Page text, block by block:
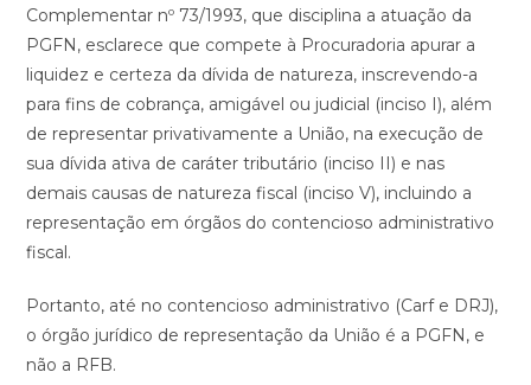
Complementar nº 73/1993, que disciplina a atuação da
PGFN, esclarece que compete à Procuradoria apurar a
liquidez e certeza da dívida de natureza, inscrevendo-a
para fins de cobrança, amigável ou judicial (inciso I), além
de representar privativamente a União, na execução de
sua dívida ativa de caráter tributário (inciso II) e nas
demais causas de natureza fiscal (inciso V), incluindo a
representação em órgãos do contencioso administrativo
fiscal.
Portanto, até no contencioso administrativo (Carf e DRJ),
o órgão jurídico de representação da União é a PGFN, e
não a RFB.